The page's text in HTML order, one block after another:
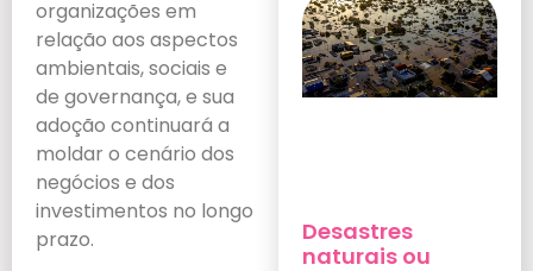
organizações em
relação aos aspectos
ambientais, sociais e
de governança, e sua
adoção continuará a
moldar o cenário dos
negócios e dos
investimentos no longo
prazo.
Desastres
naturais ou